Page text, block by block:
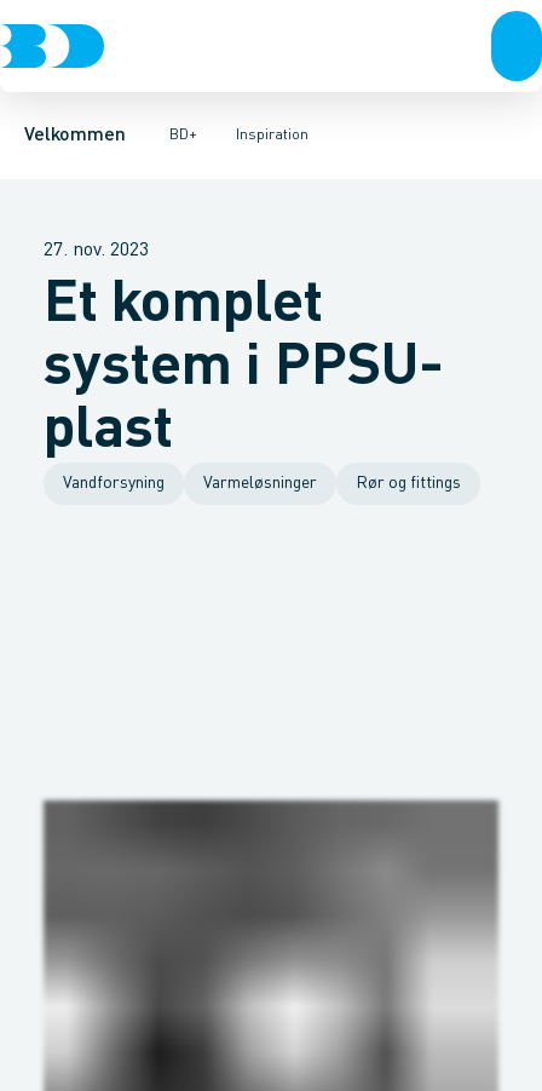
Velkommen BD+
ProdukterFordeleKontaktBæredygtighed
Inspiration
Månedens tilbud
27. nov. 2023
Et komplet
system i PPSU-
plast
Vandforsyning Varmeløsninger Rør og fittings